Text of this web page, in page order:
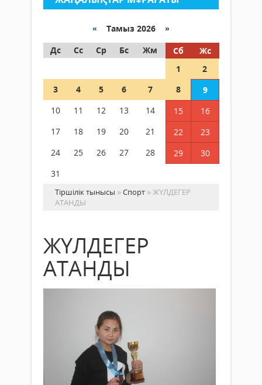
« Тамыз 2026 »
Дс
Сс Ср Бс Жм Сб
Жс
1
2
3
4 5 6 7 8
9
10
11 12 13 14 15
16
17
18 19 20 21 22
23
24
25 26 27 28 29
30
31
Тіршілік тынысы »Спорт » ЖҮЛДЕГЕР
АТАНДЫ
ЖҮЛДЕГЕР
АТАНДЫ